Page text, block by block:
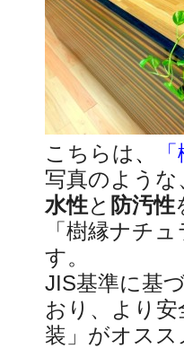
こちらは、
写真のよう
水性と 防汚性
「樹縁ナチ
す。
JIS基準に基
おり、より
装」がオスス